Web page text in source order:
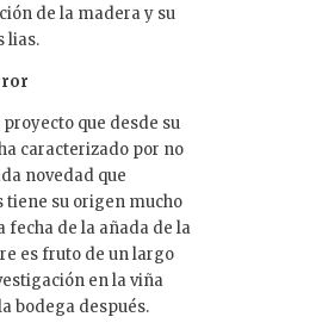
de la madera y su
lias.
que desde su
caracterizado por no
novedad que
tiene su origen mucho
fecha de la añada de la
es fruto de un largo
en la viña
bodega después.